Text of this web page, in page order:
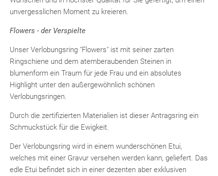
unvergesslichen Moment zu kreieren.
Flowers - der Verspielte
Unser Verlobungsring "Flowers" ist mit seiner zarten
Ringschiene und dem atemberaubenden Steinen in
blumenform ein Traum für jede Frau und ein absolutes
Highlight unter den außergewöhnlich schönen
Verlobungsringen.
Durch die zertifizierten Materialien ist dieser Antragsring ein
Schmuckstück für die Ewigkeit.
Der Verlobungsring wird in einem wunderschönen Etui,
welches mit einer Gravur versehen werden kann, geliefert. Das
edle Etui befindet sich in einer dezenten aber exklusiven